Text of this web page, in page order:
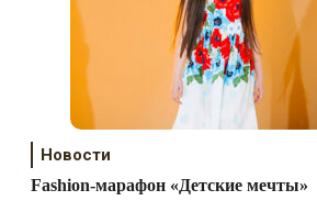
Новости
Fashion-марафон «Детские мечты»